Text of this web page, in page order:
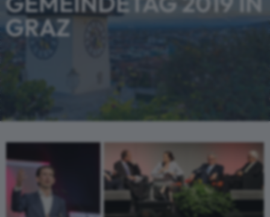
GRAZ